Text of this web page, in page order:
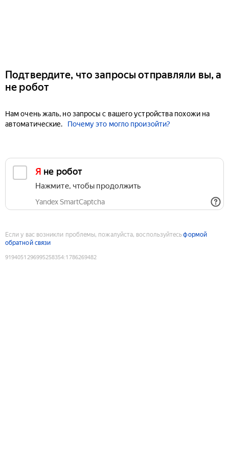
Подтвердите, что запросы отправляли вы, а
не робот
Нам очень жаль, но запросы с вашего устройства похожи на
автоматические.
Почему это могло произойти?
Я не робот
Нажмите, чтобы продолжить
Yandex SmartCaptcha
Если у вас возникли проблемы, пожалуйста, воспользуйтесьформой
обратной связи
9194051296995258354:1786269482